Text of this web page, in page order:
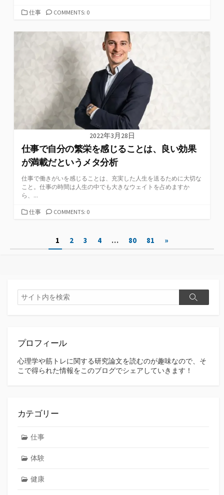
カ
ゴ
仕事 COMMENTS: 0
2022年3月28日
仕事で自分の繁栄を感じることは、良い効果
が満載だというメタ分析
仕事で働きがいを感じることは、充実した人生を送るために大切な
こと。仕事の時間は人生の中でも大きなウェイトを占めますか
ら、...
カ
ー
仕事 COMMENTS: 0
ペ
ー
送
り
1 2 3 4 … 80 81 »
検
索
検
プロフィール
心理学や筋トレに関する研究論文を読むのが趣味なので、そ
こで得られた情報をこのブログでシェアしていきます！
カテゴリー
仕事
体験
健康